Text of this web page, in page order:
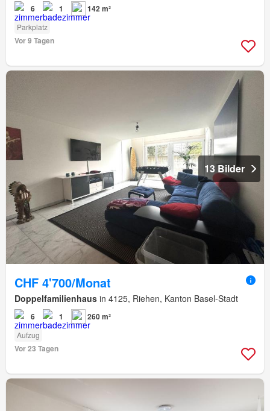
6 1 142 m²
Parkplatz
Vor 9 Tagen
13 Bilder
CHF 4'700/Monat
Doppelfamilienhaus in 4125, Riehen, Kanton Basel-Stadt
6 1 260 m²
Aufzug
Vor 23 Tagen